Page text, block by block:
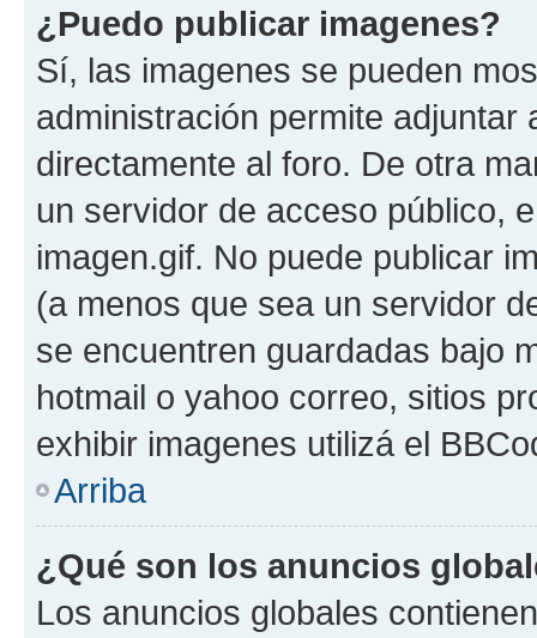
¿Puedo publicar imagenes?
Sí, las imagenes se pueden
administración permite
directamente al foro. De otra
un servidor de acceso público,
imagen.gif. No puede publicar
(a menos que sea un servidor
se encuentren guardadas bajo
hotmail o yahoo correo, sitios
exhibir imagenes utilizá el
Arriba
¿Qué son los anuncios
Los anuncios globales